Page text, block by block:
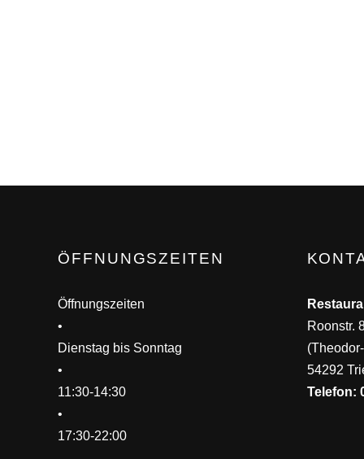
ÖFFNUNGSZEITEN
Öffnungszeiten
•
Dienstag bis Sonntag
•
11:30-14:30
•
17:30-22:00
Roonstr.
54292
Telefon: